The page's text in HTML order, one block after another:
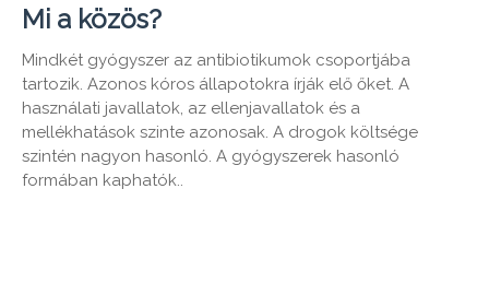
Mi a közös?
Mindkét gyógyszer az antibiotikumok csoportjába
tartozik. Azonos kóros állapotokra írják elő őket. A
használati javallatok, az ellenjavallatok és a
mellékhatások szinte azonosak. A drogok költsége
szintén nagyon hasonló. A gyógyszerek hasonló
formában kaphatók..